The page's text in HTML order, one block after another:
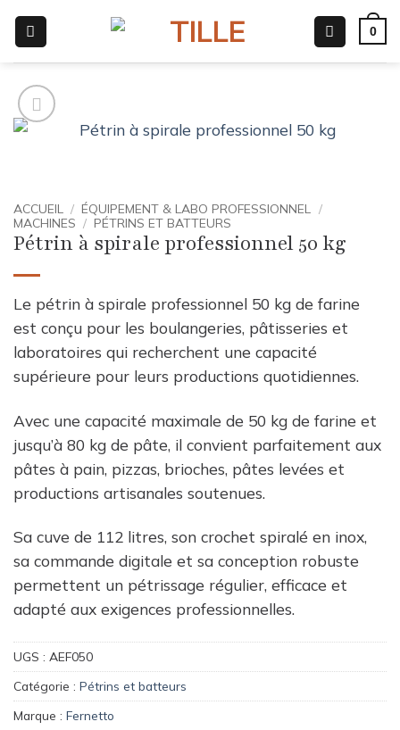
contenu
0
ACCUEIL / ÉQUIPEMENT & LABO PROFESSIONNEL
/
MACHINES / PÉTRINS ET BATTEURS
Pétrin à spirale professionnel 50 kg
Le pétrin à spirale professionnel 50 kg de farine
est conçu pour les boulangeries, pâtisseries et
laboratoires qui recherchent une capacité
supérieure pour leurs productions quotidiennes.
Avec une capacité maximale de 50 kg de farine et
jusqu’à 80 kg de pâte, il convient parfaitement aux
pâtes à pain, pizzas, brioches, pâtes levées et
productions artisanales soutenues.
Sa cuve de 112 litres, son crochet spiralé en inox,
sa commande digitale et sa conception robuste
permettent un pétrissage régulier, efficace et
adapté aux exigences professionnelles.
UGS : AEF050
Catégorie : Pétrins et batteurs
Marque : Fernetto